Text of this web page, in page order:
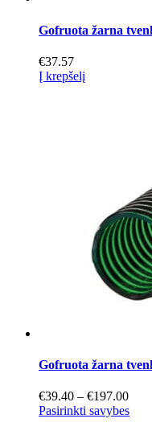
Gofruota žarna
€37.57
Į krepšelį
Gofruota žarna
€39.40 – €197.00Price
range:
Pasirinkti savybesThis